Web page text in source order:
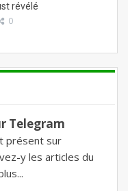
révélé
0
Telegram
présent sur
y les articles du